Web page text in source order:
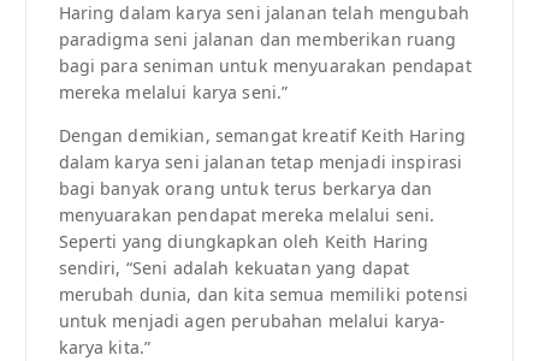
Haring dalam karya seni jalanan telah mengubah
paradigma seni jalanan dan memberikan ruang
bagi para seniman untuk menyuarakan pendapat
mereka melalui karya seni.”
Dengan demikian, semangat kreatif Keith Haring
dalam karya seni jalanan tetap menjadi inspirasi
bagi banyak orang untuk terus berkarya dan
menyuarakan pendapat mereka melalui seni.
Seperti yang diungkapkan oleh Keith Haring
sendiri, “Seni adalah kekuatan yang dapat
merubah dunia, dan kita semua memiliki potensi
untuk menjadi agen perubahan melalui karya-
karya kita.”